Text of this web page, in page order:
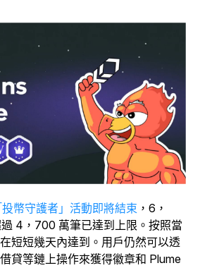
幣守護者」活動即將結束 ，6，
4，700 萬筆已達到上限。按照當
短短幾天內達到。用戶仍然可以透
貸等鏈上操作來獲得徽章和 Plume